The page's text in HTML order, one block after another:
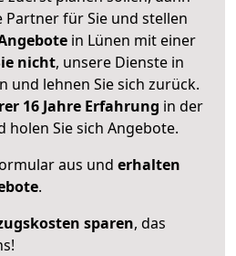
für Sie und stellen
in Lünen mit einer
nicht, unsere Dienste in
und lehnen Sie sich zurück.
16 Jahre Erfahrung in der
holen Sie sich Angebote.
aus und erhalten
.
sparen, das